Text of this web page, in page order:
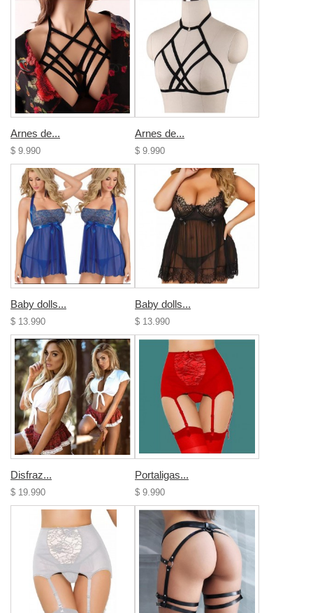
Arnes de...
$ 9.990
Arnes de...
$ 9.990
Baby dolls...
$ 13.990
Baby dolls...
$ 13.990
Disfraz...
$ 19.990
Portaligas...
$ 9.990